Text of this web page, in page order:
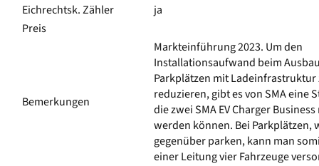
Eichrechtsk. Zähler
ja
Preis
Bemerkungen
Markteinführung 2023. Um den
Installationsaufwand beim
Parkplätzen mit Ladeinfrastruktur
reduzieren, gibt es von SMA eine
die zwei SMA EV Charger
werden können. Bei Parkplätzen,
gegenüber parken, kann man
einer Leitung vier Fahrzeuge